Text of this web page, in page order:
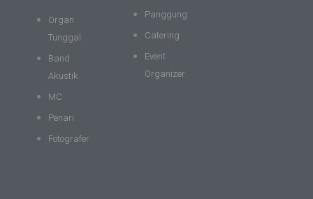
Organ
Tunggal
Band
Akustik
MC
Penari
Fotografer
Panggung
Catering
Event
Organizer